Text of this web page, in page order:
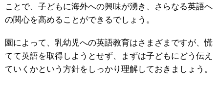
ことで、子どもに海外への興味が湧き、さらなる英語へ
の関心を高めることができるでしょう。
園によって、乳幼児への英語教育はさまざまですが、慌
てて英語を取得しようとせず、まずは子どもにどう伝え
ていくかという方針をしっかり理解しておきましょう。